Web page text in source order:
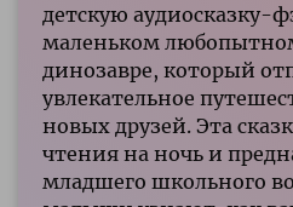
детскую аудиосказку-
маленьком
динозавре, который
увлекательное
новых друзей. Эта
чтения на ночь и
младшего школьного